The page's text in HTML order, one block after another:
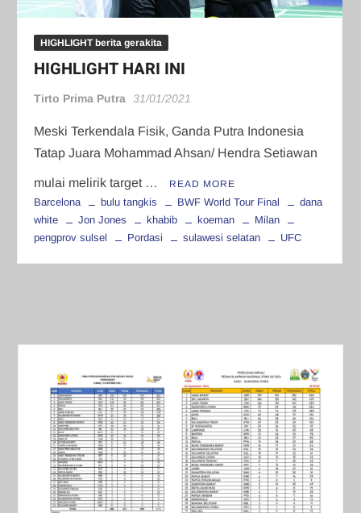
HIGHLIGHT berita gerakita
HIGHLIGHT HARI INI
Tirto Prima Putra 31/01/2021
Meski Terkendala Fisik, Ganda Putra Indonesia
Tatap Juara Mohammad Ahsan/ Hendra Setiawan
mulai melirik target … READ MORE
Barcelona bulu tangkis BWF World Tour Final
dana
white
Jon Jones khabib koeman
Milan
pengprov sulsel
Pordasi sulawesi selatan UFC